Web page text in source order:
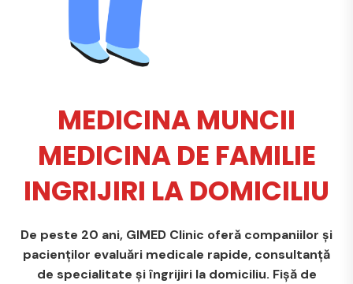
MEDICINA MUNCII
MEDICINA DE FAMILIE
INGRIJIRI LA DOMICILIU
De peste 20 ani, GIMED Clinic oferă companiilor și
pacienților evaluări medicale rapide, consultanță
de specialitate și îngrijiri la domiciliu. Fișă de